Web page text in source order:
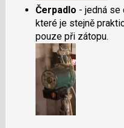
Čerpadlo - jedná se
které je stejně
pouze při zátopu.